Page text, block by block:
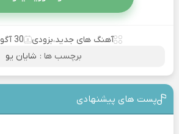
آهنگ های جدید،بزودی
30 آگوست 2023
برچسب ها : شایان یو
پست های پیشنهادی